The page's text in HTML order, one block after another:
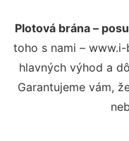
Plotová brána –
toho s nami –
hlavných výhod a
Garantujeme vám,